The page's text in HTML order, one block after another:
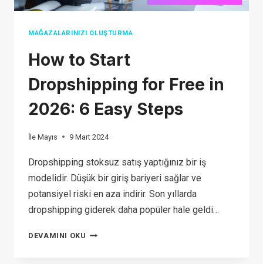
MAĞAZALARINIZI OLUŞTURMA
How to Start
Dropshipping for Free in
2026: 6 Easy Steps
İle Mayıs 9 Mart 2024
Dropshipping stoksuz satış yaptığınız bir iş
modelidir. Düşük bir giriş bariyeri sağlar ve
potansiyel riski en aza indirir. Son yıllarda
dropshipping giderek daha popüler hale geldi…
DEVAMINI OKU HOW